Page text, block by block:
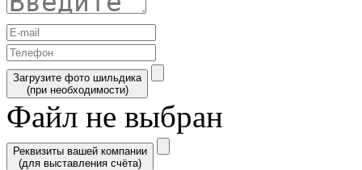
Загрузите фото шильдика
(при необходимости)
Файл не выбран
Реквизиты вашей компании
(для выставления счёта)